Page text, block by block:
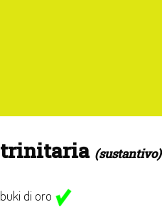
trinitaria (sustantivo)
buki di oro